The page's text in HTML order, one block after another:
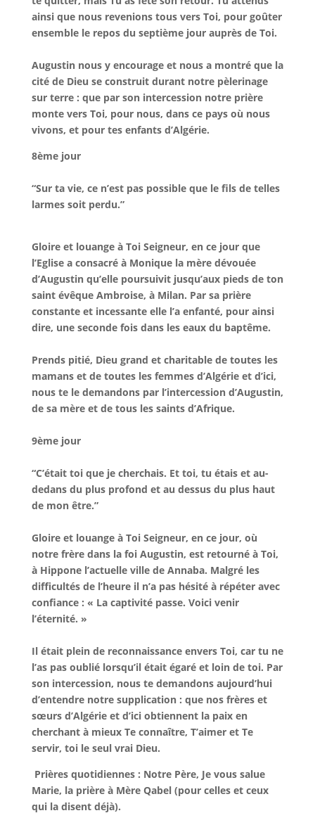
ainsi que nous revenions tous vers Toi, pour goûter
ensemble le repos du septième jour auprès de Toi.
Augustin nous y encourage et nous a montré que la
cité de Dieu se construit durant notre pèlerinage
sur terre : que par son intercession notre prière
monte vers Toi, pour nous, dans ce pays où nous
vivons, et pour tes enfants d’Algérie.
8ème jour
“Sur ta vie, ce n’est pas possible que le fils de telles
larmes soit perdu.”
Gloire et louange à Toi Seigneur, en ce jour que
l’Eglise a consacré à Monique la mère dévouée
d’Augustin qu’elle poursuivit jusqu’aux pieds de ton
saint évêque Ambroise, à Milan. Par sa prière
constante et incessante elle l’a enfanté, pour ainsi
dire, une seconde fois dans les eaux du baptême.
Prends pitié, Dieu grand et charitable de toutes les
mamans et de toutes les femmes d’Algérie et d’ici,
nous te le demandons par l’intercession d’Augustin,
de sa mère et de tous les saints d’Afrique.
9ème jour
“C’était toi que je cherchais. Et toi, tu étais et au-
dedans du plus profond et au dessus du plus haut
de mon être.”
Gloire et louange à Toi Seigneur, en ce jour, où
notre frère dans la foi Augustin, est retourné à Toi,
à Hippone l’actuelle ville de Annaba. Malgré les
difficultés de l’heure il n’a pas hésité à répéter avec
confiance : « La captivité passe. Voici venir
l’éternité. »
Il était plein de reconnaissance envers Toi, car tu ne
l’as pas oublié lorsqu’il était égaré et loin de toi. Par
son intercession, nous te demandons aujourd’hui
d’entendre notre supplication : que nos frères et
sœurs d’Algérie et d’ici obtiennent la paix en
cherchant à mieux Te connaître, T’aimer et Te
servir, toi le seul vrai Dieu.
Prières quotidiennes : Notre Père, Je vous salue
Marie, la prière à Mère Qabel (pour celles et ceux
qui la disent déjà).